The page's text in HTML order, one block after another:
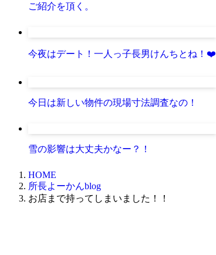
ご紹介を頂く。
今夜はデート！一人っ子長男けんちとね！❤️
今日は新しい物件の現場寸法調査なの！
雪の影響は大丈夫かなー？！
HOME
所長よーかんblog
お店まで持ってしまいました！！